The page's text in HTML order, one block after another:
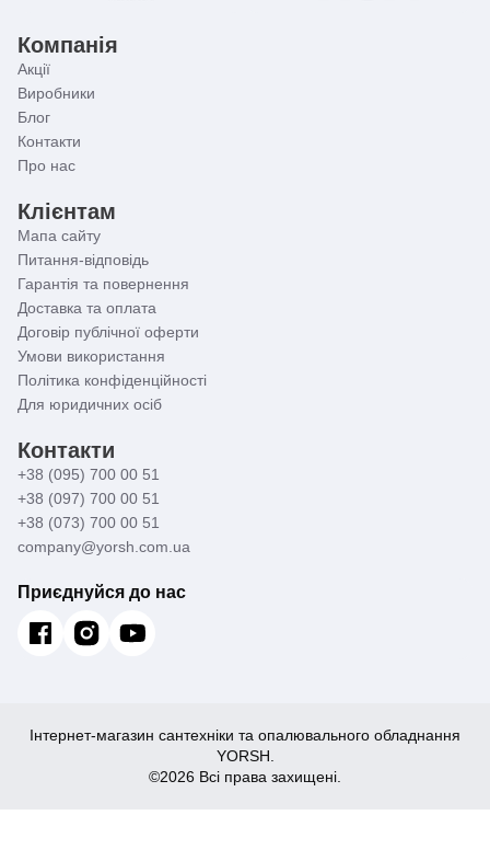
Компанія
Акції
Виробники
Блог
Контакти
Про нас
Клієнтам
Мапа сайту
Питання-відповідь
Гарантія та повернення
Доставка та оплата
Договір публічної оферти
Умови використання
Політика конфіденційності
Для юридичних осіб
Контакти
+38 (095) 700 00 51
+38 (097) 700 00 51
+38 (073) 700 00 51
company@yorsh.com.ua
Приєднуйся до нас
Інтернет-магазин сантехніки та опалювального обладнання
YORSH.
©2026 Всі права захищені.